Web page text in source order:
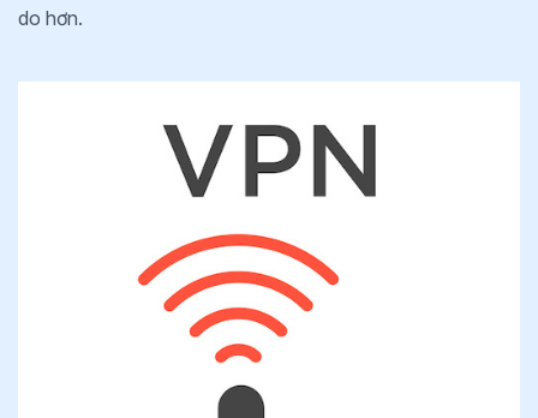
do hơn.